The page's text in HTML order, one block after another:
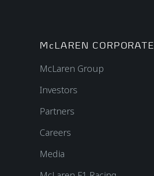
McLAREN CORPORATE
McLaren Group
Investors
Partners
Careers
Media